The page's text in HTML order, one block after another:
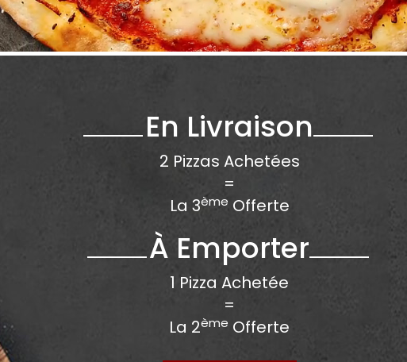
En Livraison
2 Pizzas Achetées
=
La 3ème Offerte
À Emporter
1 Pizza Achetée
=
La 2ème Offerte